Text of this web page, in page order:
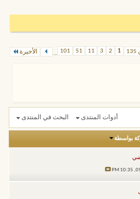
1
2
3
11
51
101
... الأخيرة
أدوات المنتدى البحث في المنتدى
بواسطة
10:35 PM